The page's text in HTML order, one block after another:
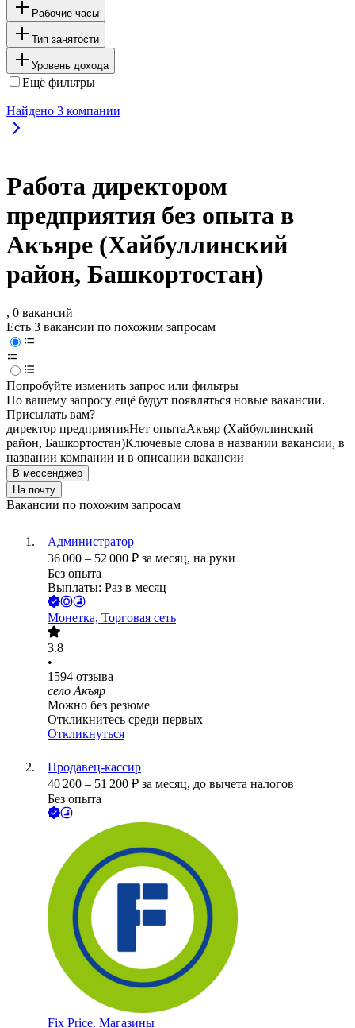
Рабочие часы
Тип занятости
Уровень дохода
Ещё фильтры
Найдено 3 компании
Работа директором
предприятия без опыта в
Акъяре (Хайбуллинский
район, Башкортостан)
, 0 вакансий
Есть 3 вакансии по похожим запросам
Попробуйте изменить запрос или фильтры
По вашему запросу ещё будут появляться новые вакансии.
Присылать вам?
директор предприятияНет опытаАкъяр (Хайбуллинский
район, Башкортостан)Ключевые слова в названии вакансии, в
названии компании и в описании вакансии
В мессенджер
На почту
Вакансии по похожим запросам
Администратор
36 000 – 52 000 ₽ за месяц, на руки
Без опыта
Выплаты: Раз в месяц
Монетка, Торговая сеть
3.8
•
1594 отзыва
село Акъяр
Можно без резюме
Откликнитесь среди первых
Откликнуться
Продавец-кассир
40 200 – 51 200 ₽ за месяц, до вычета налогов
Без опыта
Fix Price. Магазины